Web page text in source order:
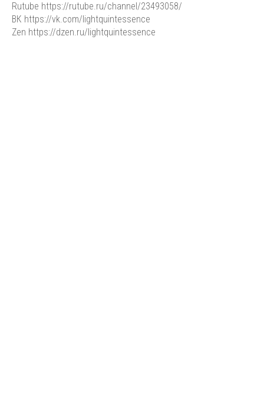
Rutube https://rutube.ru/channel/23493058/
ВК https://vk.com/lightquintessence
Zen https://dzen.ru/lightquintessence